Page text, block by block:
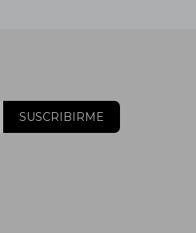
SUSCRIBIRME